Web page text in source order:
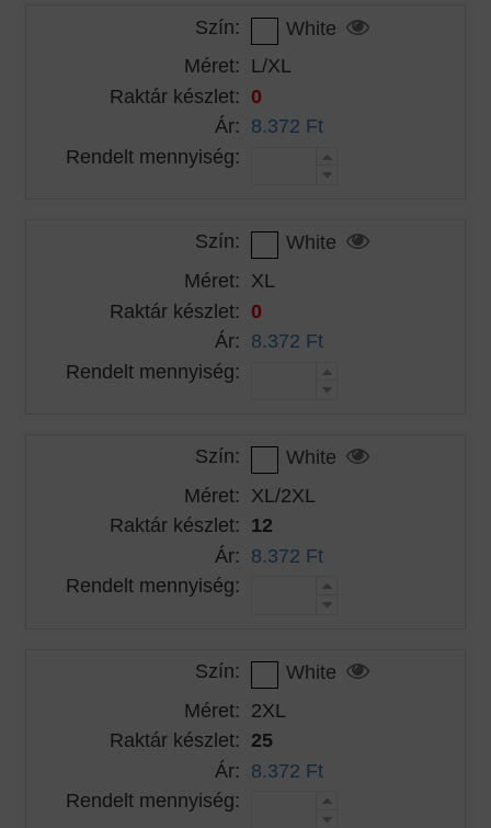
Szín:
White
Méret: L/XL
Raktár készlet: 0
Ár: 8.372 Ft
Rendelt mennyiség:
Szín:
White
Méret: XL
Raktár készlet: 0
Ár: 8.372 Ft
Rendelt mennyiség:
Szín:
White
Méret: XL/2XL
Raktár készlet: 12
Ár: 8.372 Ft
Rendelt mennyiség:
Szín:
White
Méret: 2XL
Raktár készlet: 25
Ár: 8.372 Ft
Rendelt mennyiség: